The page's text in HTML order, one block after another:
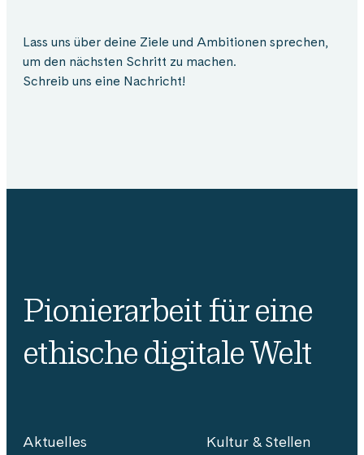
Lass uns über deine Ziele und Ambitionen sprechen,
um den nächsten Schritt zu machen.
Schreib uns eine Nachricht!
Pionierarbeit für eine
ethische digitale Welt
Aktuelles Kultur & Stellen